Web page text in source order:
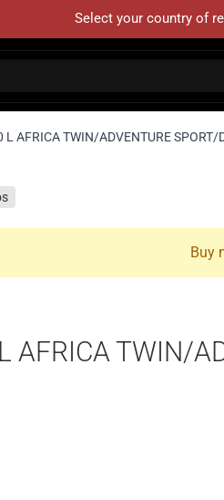
Select your country of
L AFRICA TWIN/ADVENTURE SPORT/
Buy
AFRICA TWIN/